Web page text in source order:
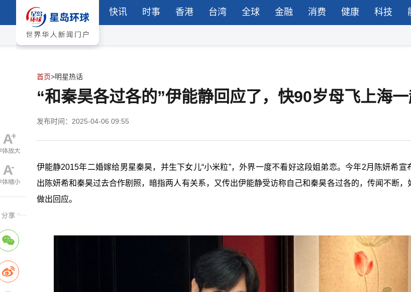
快讯 时事 香港 台湾 全球 金融 消费 健康 科技
首页>明星热话
“和秦昊各过各的”伊能静回应了，快90岁母飞上海
发布时间：2025-04-06 09:55
伊能静2015年二婚嫁给男星秦昊，并生下女儿“小米粒”，外界一度不看好这段姐弟恋。今年2月陈妍希宣
出陈妍希和秦昊过去合作剧 照，暗指两人有关系，又传出伊能静受访称自己和秦昊各过各的，传闻不断，
做出回应。